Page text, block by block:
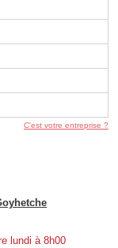
C'est votre entreprise ?
lundi à 8h00